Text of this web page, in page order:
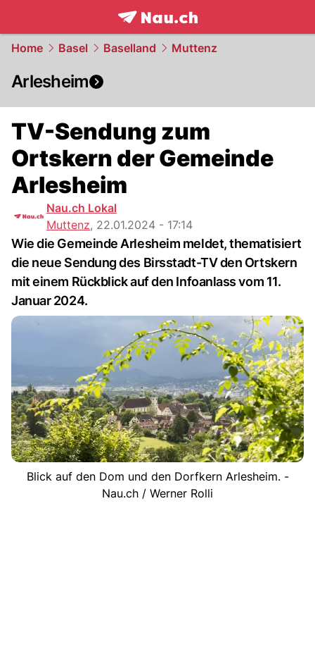
frontpage.NAU.ch
Home Basel Baselland Muttenz
Arlesheim
TV-Sendung zum
Ortskern der Gemeinde
Arlesheim
Nau.ch Lokal
Muttenz, 22.01.2024 - 17:14
Wie die Gemeinde Arlesheim meldet, thematisiert
die neue Sendung des Birsstadt-TV den Ortskern
mit einem Rückblick auf den Infoanlass vom 11.
Januar 2024.
Blick auf den Dom und den Dorfkern Arlesheim. -
Nau.ch / Werner Rolli